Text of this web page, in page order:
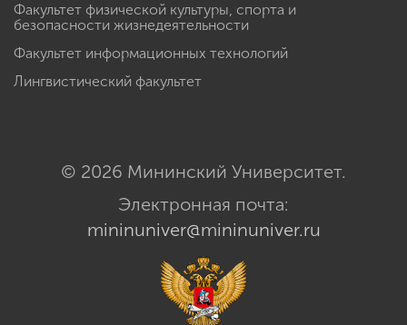
Факультет физической культуры, спорта и
безопасности жизнедеятельности
Факультет информационных технологий
Лингвистический факультет
© 2026 Мининский Университет.
Электронная почта:
mininuniver@mininuniver.ru